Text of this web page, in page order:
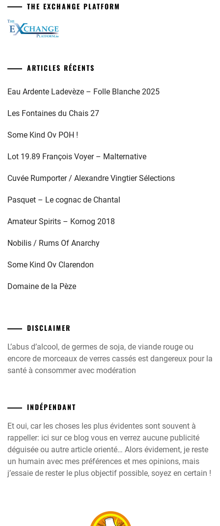
THE EXCHANGE PLATFORM
ARTICLES RÉCENTS
Eau Ardente Ladevèze – Folle Blanche 2025
Les Fontaines du Chais 27
Some Kind Ov POH !
Lot 19.89 François Voyer – Malternative
Cuvée Rumporter / Alexandre Vingtier Sélections
Pasquet – Le cognac de Chantal
Amateur Spirits – Kornog 2018
Nobilis / Rums Of Anarchy
Some Kind Ov Clarendon
Domaine de la Pèze
DISCLAIMER
L’abus d’alcool, de germes de soja, de viande rouge ou
encore de morceaux de verres cassés est dangereux pour la
santé à consommer avec modération
INDÉPENDANT
Et oui, car les choses les plus évidentes sont souvent à
rappeller: ici sur ce blog vous en verrez aucune publicité
déguisée ou autre article orienté… Alors évidement, je reste
un humain avec mes préférences et mes opinions, mais
j’essaie de rester le plus objectif possible, soyez en certain !